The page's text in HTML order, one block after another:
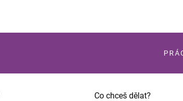
Co chceš dělat?